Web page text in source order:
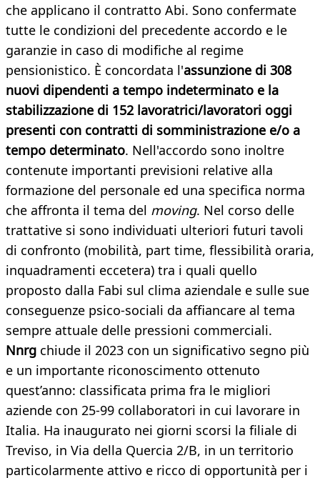
che applicano il contratto Abi. Sono confermate
tutte le condizioni del precedente accordo e le
garanzie in caso di modifiche al regime
pensionistico. È concordata l'assunzione di 308
nuovi dipendenti a tempo indeterminato e la
stabilizzazione di 152 lavoratrici/lavoratori oggi
presenti con contratti di somministrazione e/o a
tempo determinato. Nell'accordo sono inoltre
contenute importanti previsioni relative alla
formazione del personale ed una specifica norma
che affronta il tema del moving. Nel corso delle
trattative si sono individuati ulteriori futuri tavoli
di confronto (mobilità, part time, flessibilità oraria,
inquadramenti eccetera) tra i quali quello
proposto dalla Fabi sul clima aziendale e sulle sue
conseguenze psico-sociali da affiancare al tema
sempre attuale delle pressioni commerciali.
Nnrg chiude il 2023 con un significativo segno più
e un importante riconoscimento ottenuto
quest’anno: classificata prima fra le migliori
aziende con 25-99 collaboratori in cui lavorare in
Italia. Ha inaugurato nei giorni scorsi la filiale di
Treviso, in Via della Quercia 2/B, in un territorio
particolarmente attivo e ricco di opportunità per i